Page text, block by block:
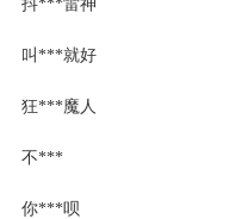
叫***就好
狂***魔人
不***
你***呗